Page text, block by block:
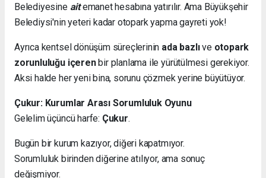
Belediyesine aitemanet hesabına yatırılır. Ama Büyükşehir
Belediysi'nin yeteri kadar otopark yapma gayreti yok!
Ayrıca kentsel dönüşüm süreçlerinin ada bazlıve otopark
zorunluluğu içerenbir planlama ile yürütülmesi gerekiyor.
Aksi halde her yeni bina, sorunu çözmek yerine büyütüyor.
Çukur: Kurumlar Arası Sorumluluk Oyunu
Gelelim üçüncü harfe: Çukur.
Bugün bir kurum kazıyor, diğeri kapatmıyor.
Sorumluluk birinden diğerine atılıyor, ama sonuç
değişmiyor.